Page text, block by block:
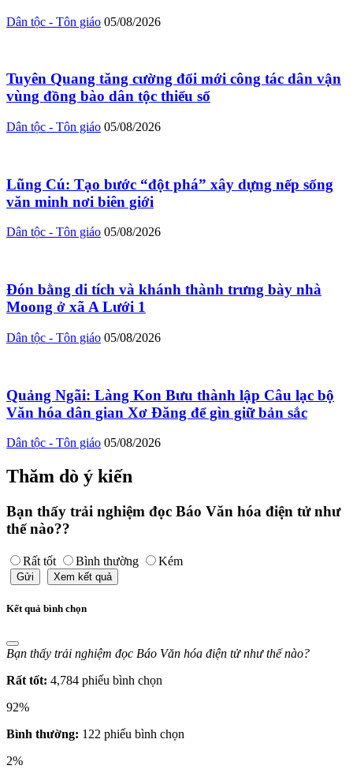
Dân tộc - Tôn giáo 05/08/2026
Tuyên Quang tăng cường đổi mới công tác dân vận
vùng đồng bào dân tộc thiểu số
Dân tộc - Tôn giáo 05/08/2026
Lũng Cú: Tạo bước “đột phá” xây dựng nếp sống
văn minh nơi biên giới
Dân tộc - Tôn giáo 05/08/2026
Đón bằng di tích và khánh thành trưng bày nhà
Moong ở xã A Lưới 1
Dân tộc - Tôn giáo 05/08/2026
Quảng Ngãi: Làng Kon Bưu thành lập Câu lạc bộ
Văn hóa dân gian Xơ Đăng để gìn giữ bản sắc
Dân tộc - Tôn giáo 05/08/2026
Thăm dò ý kiến
Bạn thấy trải nghiệm đọc Báo Văn hóa điện tử như
thế nào??
Rất tốt Bình thường Kém
Gửi Xem kết quả
Kết quả bình chọn
Bạn thấy trải nghiệm đọc Báo Văn hóa điện tử như thế nào?
Rất tốt: 4,784 phiếu bình chọn
92%
Bình thường: 122 phiếu bình chọn
2%